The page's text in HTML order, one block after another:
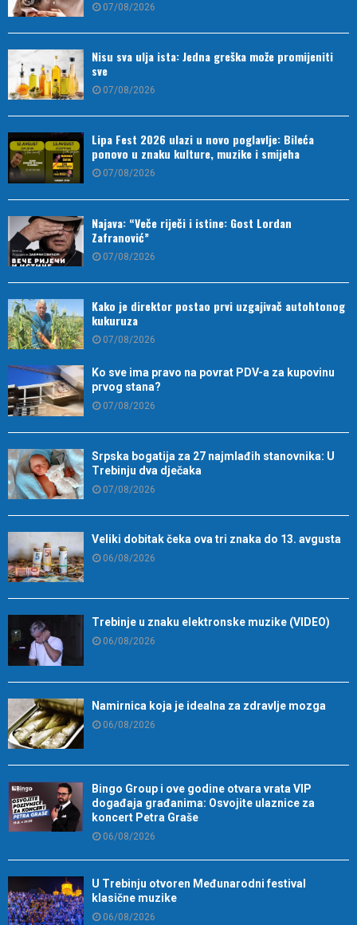
07/08/2026
Nisu sva ulja ista: Jedna greška može promijeniti
sve
07/08/2026
Lipa Fest 2026 ulazi u novo poglavlje: Bileća
ponovo u znaku kulture, muzike i smijeha
07/08/2026
Najava: “Veče riječi i istine: Gost Lordan
Zafranović”
07/08/2026
Kako je direktor postao prvi uzgajivač autohtonog
kukuruza
07/08/2026
Ko sve ima pravo na povrat PDV-a za kupovinu
prvog stana?
07/08/2026
Srpska bogatija za 27 najmlađih stanovnika: U
Trebinju dva dječaka
07/08/2026
Veliki dobitak čeka ova tri znaka do 13. avgusta
06/08/2026
Trebinje u znaku elektronske muzike (VIDEO)
06/08/2026
Namirnica koja je idealna za zdravlje mozga
06/08/2026
Bingo Group i ove godine otvara vrata VIP
događaja građanima: Osvojite ulaznice za
koncert Petra Graše
06/08/2026
U Trebinju otvoren Međunarodni festival
klasične muzike
06/08/2026